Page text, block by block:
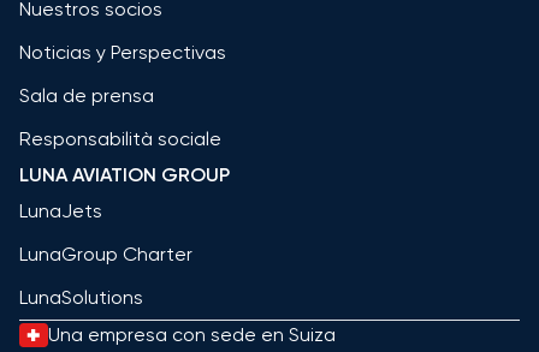
Nuestros socios
Noticias y Perspectivas
Sala de prensa
Responsabilità sociale
LUNA AVIATION GROUP
LunaJets
LunaGroup Charter
LunaSolutions
Una empresa con sede en Suiza